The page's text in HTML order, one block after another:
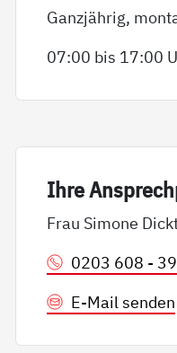
Ganzjährig,
07:00 bis 17:00
Ih­re
Frau Simone
0203 608 -
E-Mail senden